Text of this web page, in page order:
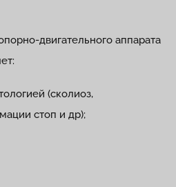
двигательного аппарата
(сколиоз,
стоп и др);